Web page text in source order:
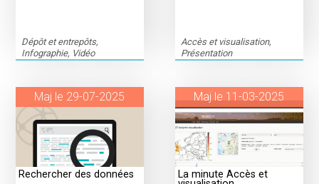
Dépôt et entrepôts,
Infographie, Vidéo
Accès et visualisation,
Présentation
Maj le 29-07-2025
Rechercher des données
Maj le 11-03-2025
La minute Accès et